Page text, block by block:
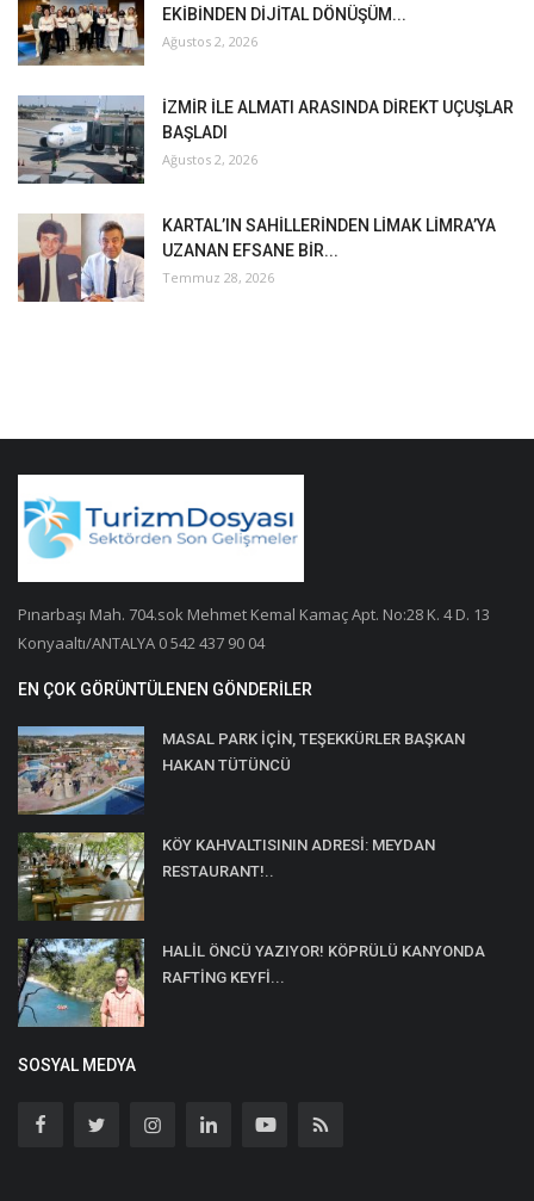
EKİBİNDEN DİJİTAL DÖNÜŞÜM...
Ağustos 2, 2026
İZMİR İLE ALMATI ARASINDA DİREKT UÇUŞLAR
BAŞLADI
Ağustos 2, 2026
KARTAL’IN SAHİLLERİNDEN LİMAK LİMRA’YA
UZANAN EFSANE BİR...
Temmuz 28, 2026
Pınarbaşı Mah. 704.sok Mehmet Kemal Kamaç Apt. No:28 K. 4 D. 13
Konyaaltı/ANTALYA 0 542 437 90 04
EN ÇOK GÖRÜNTÜLENEN GÖNDERILER
MASAL PARK İÇİN, TEŞEKKÜRLER BAŞKAN
HAKAN TÜTÜNCÜ
KÖY KAHVALTISININ ADRESİ: MEYDAN
RESTAURANT!..
HALİL ÖNCÜ YAZIYOR! KÖPRÜLÜ KANYONDA
RAFTİNG KEYFİ...
SOSYAL MEDYA